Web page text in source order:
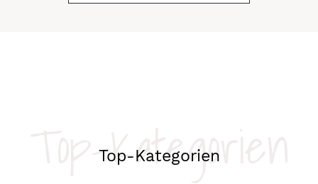
Top-Kategorien
Top-Kategorien